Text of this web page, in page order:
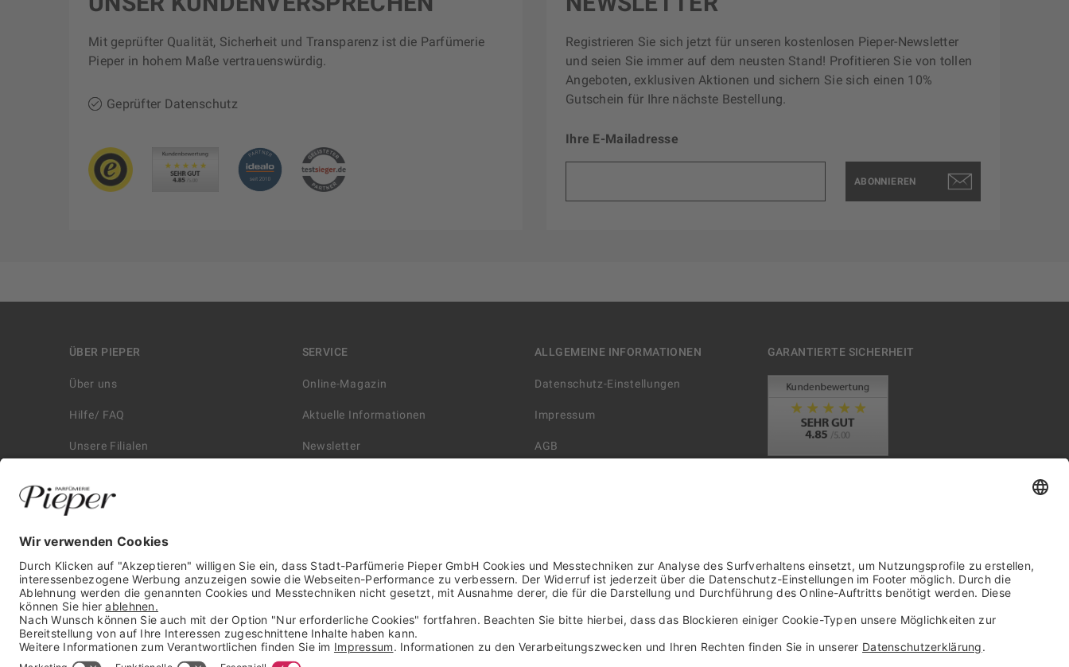
Registrieren Sie sich jetzt für unseren kostenlosen Pieper-Newsletter
und seien Sie immer auf dem neusten Stand! Profitieren Sie von tollen
Angeboten, exklusiven Aktionen und sichern Sie sich einen 10%
Gutschein für Ihre nächste Bestellung.
Ihre E-Mailadresse
ABONNIEREN
Mit geprüfter Qualität, Sicherheit und Transparenz ist die Parfümerie
Pieper in hohem Maße vertrauenswürdig.
Geprüfter Datenschutz
ÜBER PIEPER
Über uns
Hilfe/ FAQ
Unsere Filialen
Historie
Affiliate
Karriere
Presse
SERVICE
Online-Magazin
Aktuelle Informationen
Newsletter
Autorisierter Händler/ YBPN
ALLGEMEINE INFORMATIONEN
Datenschutz-Einstellungen
Impressum
AGB
Informationen zur Barrierefreiheit
GARANTIERTE SICHERHEIT